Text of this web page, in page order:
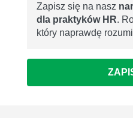
Zapisz się na nasz
dla praktyków HR.
który naprawdę